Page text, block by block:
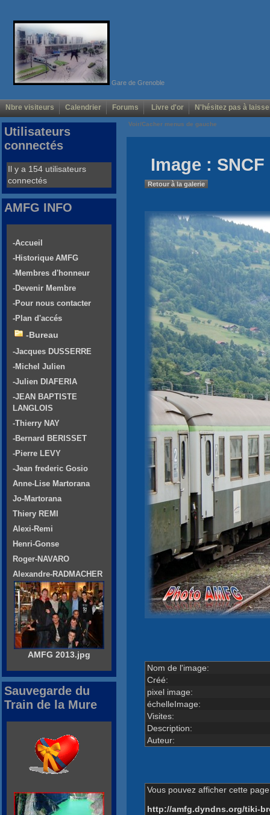
Gare de Grenoble
Nbre visiteurs Calendrier Forums Livre d'or N'hésitez pas à
Voir/Cacher menus de gauche
Image :
Retour à la galerie
Nom de l'image:
Créé:
pixel image:
échelleImage:
Visites:
Description:
Auteur:
Vous pouvez afficher cette
http://amfg.dyndns.org/tiki-
Utilisateurs
connectés
Il y a 154 utilisateurs
connectés
AMFG INFO
-Accueil
-Historique AMFG
-Membres d'honneur
-Devenir Membre
-Pour nous contacter
-Plan d'accés
-Bureau
-Jacques DUSSERRE
-Michel Julien
-Julien DIAFERIA
-JEAN BAPTISTE
LANGLOIS
-Thierry NAY
-Bernard BERISSET
-Pierre LEVY
-Jean frederic Gosio
Anne-Lise Martorana
Jo-Martorana
Thiery REMI
Alexi-Remi
Henri-Gonse
Roger-NAVARO
Alexandre-RADMACHER
AMFG 2013.jpg
Sauvegarde du
Train de la Mure